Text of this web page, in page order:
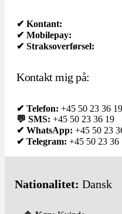
✔ Kontant:
✔ Mobilepay:
✔ Straksoverførsel:
Kontakt mig på:
✔ Telefon: +45 50 23 36 19
💬 SMS: +45 50 23 36 19
✔ WhatsApp: +45 50 23
✔ Telegram: +45 50 23 36
Nationalitet: Dansk